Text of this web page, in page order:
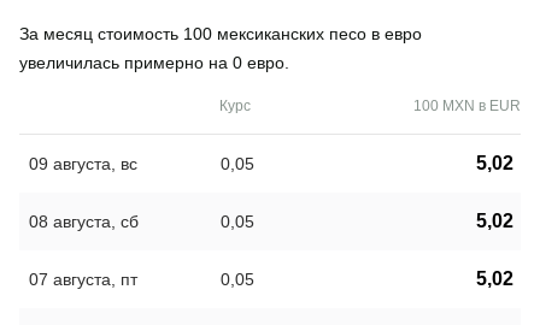
За месяц стоимость 100 мексиканских песо в евро
увеличилась примерно на 0 евро.
Курс 100 MXN в EUR
09 августа, вс 0,05 5,02
08 августа, сб 0,05 5,02
07 августа, пт 0,05 5,02